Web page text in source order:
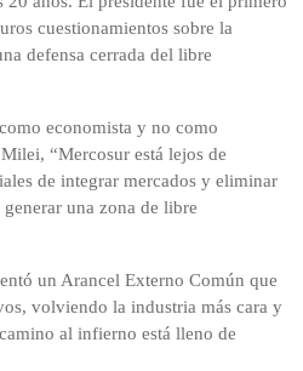
cuestionamientos sobre la
defensa cerrada del libre
economista y no como
“Mercosur está lejos de
de integrar mercados y eliminar
una zona de libre
un Arancel Externo Común que
volviendo la industria más cara y
al infierno está lleno de